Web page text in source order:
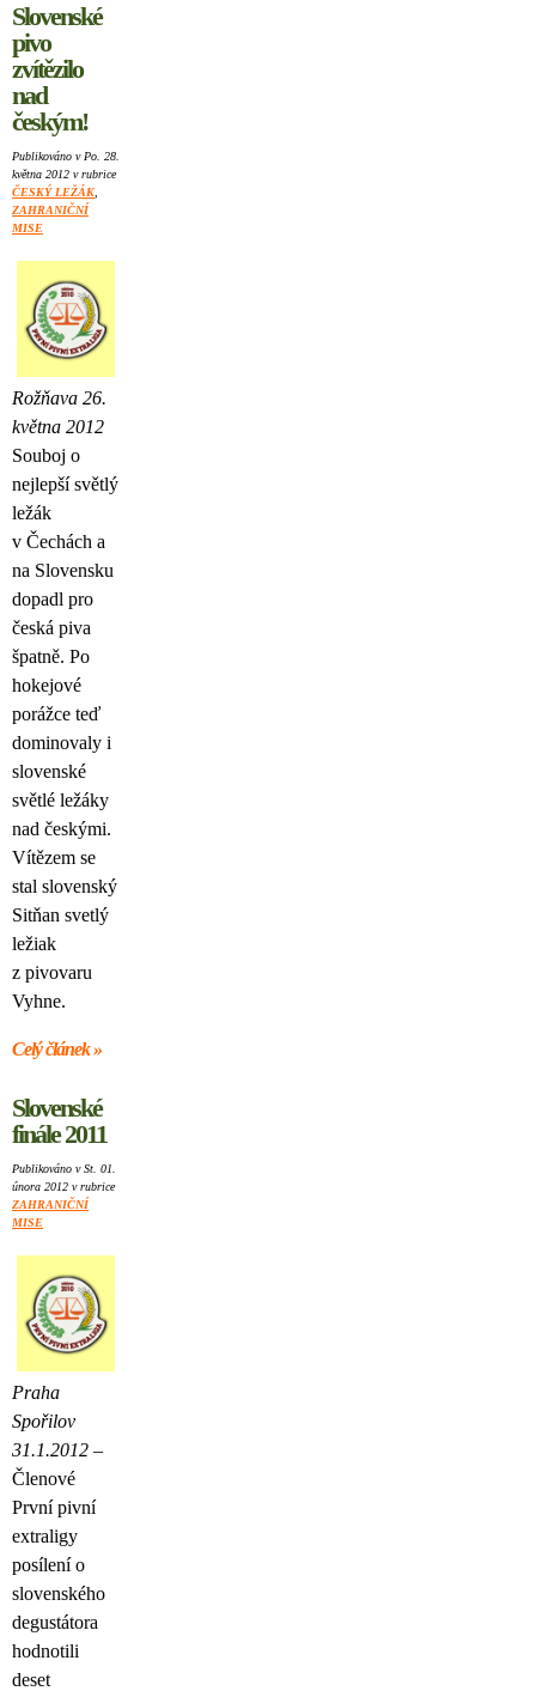
Slovenské
pivo
zvítězilo
nad
českým!
Publikováno v Po. 28.
května 2012 v rubrice
ČESKÝ LEŽÁK
ZAHRANIČNÍ
MISE
Rožňava 26.
května 2012
Souboj o
nejlepší světlý
ležák
v Čechách a
na Slovensku
dopadl pro
česká piva
špatně. Po
hokejové
porážce teď
dominovaly i
slovenské
světlé ležáky
nad českými.
Vítězem se
stal slovenský
Sitňan svetlý
ležiak
z pivovaru
Vyhne.
Celý článek »
Slovenské
finále 2011
Publikováno v St. 01.
února 2012 v rubrice
ZAHRANIČNÍ
MISE
Praha
Spořilov
31.1.2012 –
Členové
První pivní
extraligy
posílení o
slovenského
degustátora
hodnotili
deset